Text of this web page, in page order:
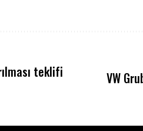
teklifi
VW